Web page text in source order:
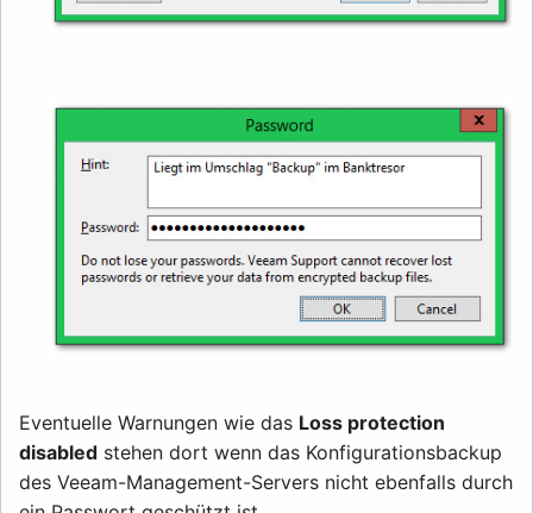
Eventuelle Warnungen wie das Loss protection
disabled stehen dort wenn das Konfigurationsbackup
des Veeam-Management-Servers nicht ebenfalls durch